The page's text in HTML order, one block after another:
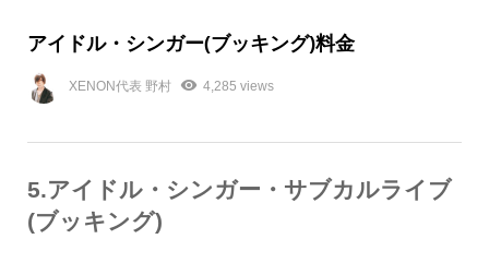
アイドル・シンガー(ブッキング)料金
XENON代表 野村 4,285 views
5.アイドル・シンガー・サブカルライブ
(ブッキング)